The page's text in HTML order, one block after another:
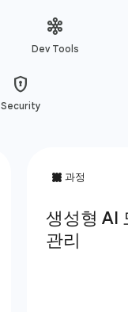
Dev Tools
Security